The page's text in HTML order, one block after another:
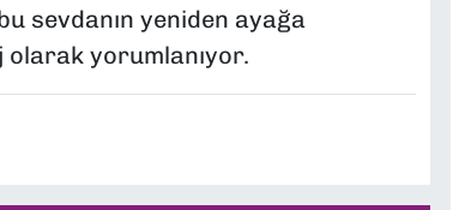
sevdanın yeniden ayağa
yorumlanıyor.